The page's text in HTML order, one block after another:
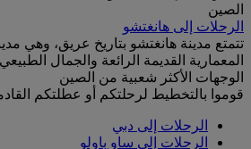
الصين
الرحلات إلى هانغتشو
تتمتع مدينة هانغتشو بتاريخ عريق، وهي
المعمارية القديمة الرائعة والجمال الطبيعي
الوجهات الأكثر شعبية من الصين
قوموا بالتخطيط لرحلتكم أو عطلتكم
الرحلات إلى دبي
الرحلات إلى ساو باولو